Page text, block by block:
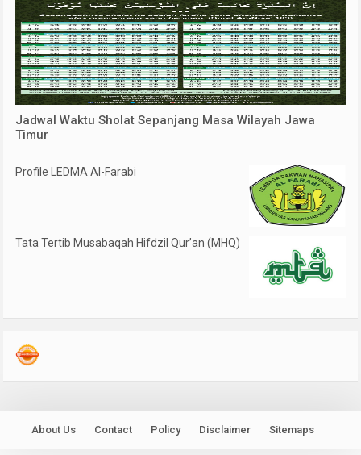
Jadwal Waktu Sholat Sepanjang Masa Wilayah Jawa
Timur
Profile LEDMA Al-Farabi
Tata Tertib Musabaqah Hifdzil Qur’an (MHQ)
About Us Contact Policy Disclaimer Sitemaps